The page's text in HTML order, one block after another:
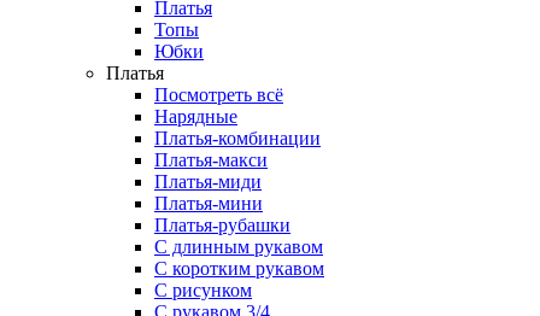
Платья
Топы
Юбки
Платья
Посмотреть всё
Нарядные
Платья-комбинации
Платья-макси
Платья-миди
Платья-мини
Платья-рубашки
С длинным рукавом
С коротким рукавом
С рисунком
С рукавом 3/4